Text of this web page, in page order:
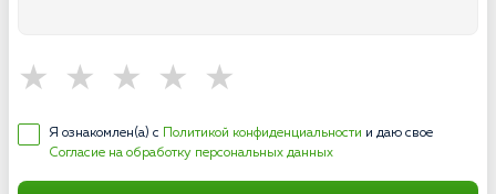
Я ознакомлен(а) с Политикой конфиденциальности и даю свое
Согласие на обработку персональных данных